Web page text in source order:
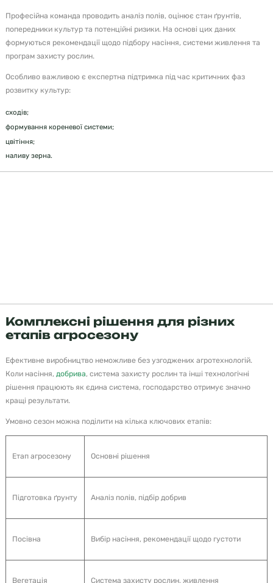
Професійна команда проводить аналіз полів, оцінює стан ґрунтів,
попередники культур та потенційні ризики. На основі цих даних
формуються рекомендації щодо підбору насіння, системи живлення та
програм захисту рослин.
Особливо важливою є експертна підтримка під час критичних фаз
розвитку культур:
сходів;
формування кореневої системи;
цвітіння;
наливу зерна.
Комплексні рішення для різних
етапів агросезону
Ефективне виробництво неможливе без узгоджених агротехнологій.
Коли насіння, добрива, система захисту рослин та інші технологічні
рішення працюють як єдина система, господарство отримує значно
кращі результати.
Умовно сезон можна поділити на кілька ключових етапів:
Етап агросезону Основні рішення
Підготовка ґрунту Аналіз полів, підбір добрив
Посівна Вибір насіння, рекомендації щодо густоти
Вегетація Система захисту рослин, живлення